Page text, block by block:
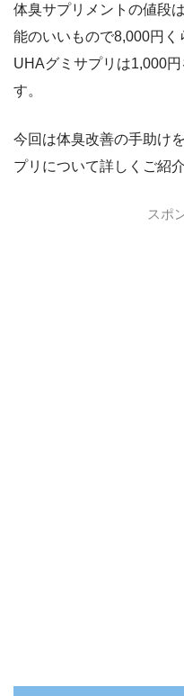
体臭サプリメントの値段
能のいいもので8,000円く
UHAグミサプリは1,000
す。
今回は体臭改善の手助け
プリについて詳しくご紹
スポ